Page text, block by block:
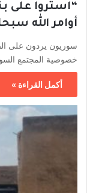
“استروا على
أوامر الله
سوريون يردون على
خصوصية المجتمع
أكمل القراءة »